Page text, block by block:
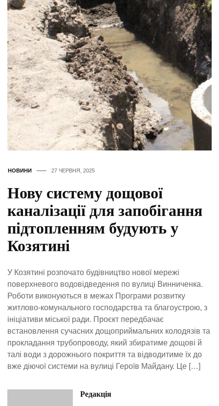
НОВИНИ 27 ЧЕРВНЯ, 2025
Нову систему дощової
каналізації для запобігання
підтопленням будують у
Козятині
У Козятині розпочато будівництво нової мережі
поверхневого водовідведення по вулиці Винниченка.
Роботи виконуються в межах Програми розвитку
житлово-комунального господарства та благоустрою, з
ініціативи міської ради. Проєкт передбачає
встановлення сучасних дощоприймальних колодязів та
прокладання трубопроводу, який збиратиме дощові й
талі води з дорожнього покриття та відводитиме їх до
вже діючої системи на вулиці Героїв Майдану. Це […]
Редакція